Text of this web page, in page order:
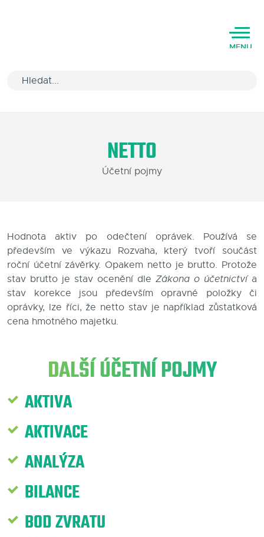
MENU
Varianty software
Kariéra
Partneři
Blog
Kontakty
NETTO
Účetní pojmy
Hodnota aktiv po odečtení oprávek. Používá se
především ve výkazu Rozvaha, který tvoří součást
roční účetní závěrky. Opakem netto je brutto. Protože
stav brutto je stav ocenění dle Zákona o účetnictvía
stav korekce jsou především opravné položky či
oprávky, lze říci, že netto stav je například zůstatková
cena hmotného majetku.
DALŠÍ ÚČETNÍ POJMY
AKTIVA
AKTIVACE
ANALÝZA
BILANCE
BOD ZVRATU